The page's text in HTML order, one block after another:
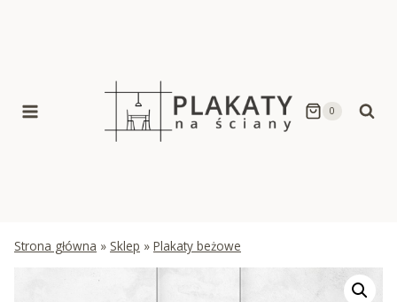
0
Strona główna » Sklep » Plakaty beżowe